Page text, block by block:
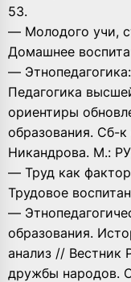
53.
— Молодого учи,
Домашнее
—
Педагогика
ориентиры
образования. Сб-
Никандрова. М.:
— Труд как
Трудовое
—
образования.
анализ // Вестник
дружбы народов.